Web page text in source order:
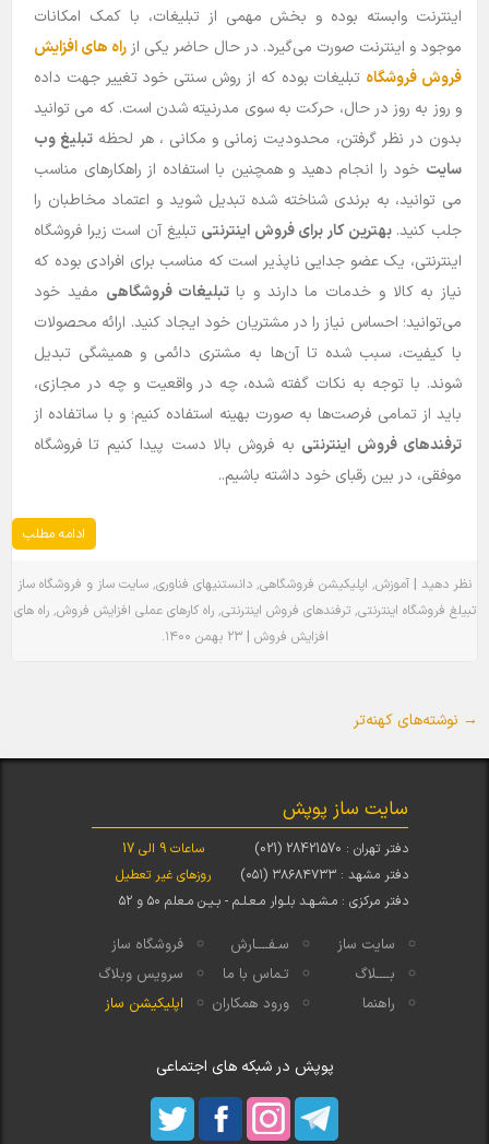
اینترنت وابسته بوده و بخش مهمی از تبلیغات، با کمک امکانات
موجود و اینترنت صورت می‌گیرد. در حال حاضر یکی ازراه های افزایش
فروش فروشگاه تبلیغات بوده که از روش سنتی خود تغییر جهت داده
و روز به روز در حال، حرکت به سوی مدرنیته شدن است. که می توانید
بدون در نظر گرفتن، محدودیت زمانی و مکانی ، هر لحظه تبلیغ وب
سایت خود را انجام دهید و همچنین با استفاده از راهکارهای مناسب
می توانید، به برندی شناخته شده تبدیل شوید و اعتماد مخاطبان را
جلب کنید.بهترین کار برای فروش اینترنتی تبلیغ آن است زیرا فروشگاه
اینترنتی، یک عضو جدایی ناپذیر است که مناسب برای افرادی بوده که
نیاز به کالا و خدمات ما دارند و با تبلیغات فروشگاهی مفید خود
می‌توانید؛ احساس نیاز را در مشتریان خود ایجاد کنید. ارائه محصولات
با کیفیت، سبب شده تا آن‌ها به مشتری دائمی و همیشگی تبدیل
شوند. با توجه به نکات گفته شده، چه در واقعیت و چه در مجازی،
باید از تمامی فرصت‌ها به صورت بهینه استفاده کنیم؛ و با ساتفاده از
ترفندهای فروش اینترنتی به فروش بالا دست پیدا کنیم تا فروشگاه
موفقی، در بین رقبای خود داشته باشیم..
ادامه مطلب
نظر دهید | آموزش٬ اپلیکیشن فروشگاهی٬ دانستنیهای فناوری٬ سایت ساز و فروشگاه ساز
تبیلغ فروشگاه اینترنتی٬ ترفندهای فروش اینترنتی٬ راه کارهای عملی افزایش فروش٬ راه های
افزایش فروش |۲۳ بهمن ۱۴۰۰ .
ناوبری نوشته
→ نوشته‌های کهنه‌تر
سایت ساز پوپش
دفتر تهران : 28421570 (021)
دفتر مشهد : ۳۸۶۸۴۷۳۳ (۰۵۱)
ساعات 9 الی 17
روزهای غیر تعطیل
دفتر مرکزی : مـشـهـد بلـوار مـعـلـم - بـیـن مـعلم ۵۰ و ۵۲
سایت ساز سـفــــارش
فروشگاه ساز
بــــلاگ
تـماس با ما
سرویس وبلاگ
راهنما
ورود همکاران اپلیکیشن ساز
پوپش در شبکه های اجتماعی